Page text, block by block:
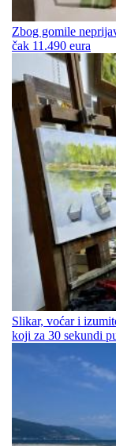
Zbog gomile
čak 11.490 eura
Slikar, voćar i
koji za 30 sekundi